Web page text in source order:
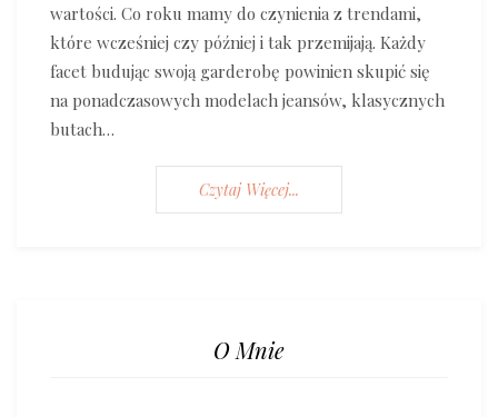
wartości. Co roku mamy do czynienia z trendami,
które wcześniej czy później i tak przemijają. Każdy
facet budując swoją garderobę powinien skupić się
na ponadczasowych modelach jeansów, klasycznych
butach…
Czytaj Więcej...
O Mnie